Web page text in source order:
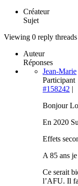
Créateur
Sujet
Viewing 0 reply threads
Auteur
Réponses
Jean-Marie
Participant
#158242 |
Bonjour
En 2020
Effets
A 85 ans
Ce serait
l’AFU. Il